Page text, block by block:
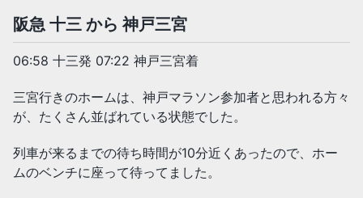
阪急 十三 から 神戸三宮
06:58 十三発 07:22 神戸三宮着
三宮行きのホームは、神戸マラソン参加者と思われる方々
が、たくさん並ばれている状態でした。
列車が来るまでの待ち時間が10分近くあったので、ホー
ムのベンチに座って待ってました。